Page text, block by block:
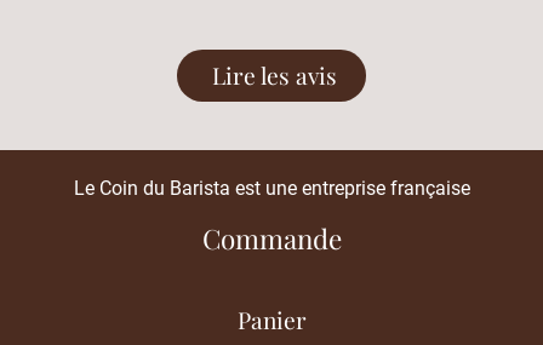
Lire les avis
Le Coin du Barista est une entreprise française
Commande
Panier